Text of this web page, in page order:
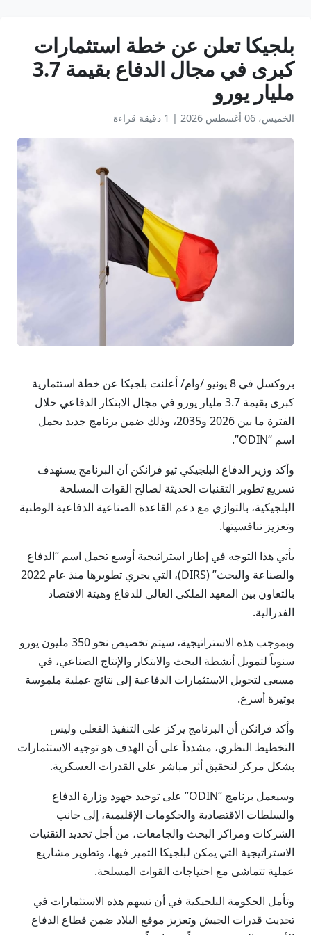
بلجيكا تعلن عن خطة استثمارات
كبرى في مجال الدفاع بقيمة 3.7
مليار يورو
الخميس، 06 أغسطس 2026 | 1 دقيقة قراءة
بروكسل في 8 يونيو /وام/ أعلنت بلجيكا عن خطة استثمارية
كبرى بقيمة 3.7 مليار يورو في مجال الابتكار الدفاعي خلال
الفترة ما بين 2026 و2035، وذلك ضمن برنامج جديد يحمل
اسم “ODIN”.
وأكد وزير الدفاع البلجيكي ثيو فرانكن أن البرنامج يستهدف
تسريع تطوير التقنيات الحديثة لصالح القوات المسلحة
البلجيكية، بالتوازي مع دعم القاعدة الصناعية الدفاعية الوطنية
وتعزيز تنافسيتها.
يأتي هذا التوجه في إطار استراتيجية أوسع تحمل اسم “الدفاع
والصناعة والبحث” (DIRS)، التي يجري تطويرها منذ عام 2022
بالتعاون بين المعهد الملكي العالي للدفاع وهيئة الاقتصاد
الفدرالية.
وبموجب هذه الاستراتيجية، سيتم تخصيص نحو 350 مليون يورو
سنوياً لتمويل أنشطة البحث والابتكار والإنتاج الصناعي، في
مسعى لتحويل الاستثمارات الدفاعية إلى نتائج عملية ملموسة
بوتيرة أسرع.
وأكد فرانكن أن البرنامج يركز على التنفيذ الفعلي وليس
التخطيط النظري، مشدداً على أن الهدف هو توجيه الاستثمارات
بشكل مركز لتحقيق أثر مباشر على القدرات العسكرية.
وسيعمل برنامج “ODIN” على توحيد جهود وزارة الدفاع
والسلطات الاقتصادية والحكومات الإقليمية، إلى جانب
الشركات ومراكز البحث والجامعات، من أجل تحديد التقنيات
الاستراتيجية التي يمكن لبلجيكا التميز فيها، وتطوير مشاريع
عملية تتماشى مع احتياجات القوات المسلحة.
وتأمل الحكومة البلجيكية في أن تسهم هذه الاستثمارات في
تحديث قدرات الجيش وتعزيز موقع البلاد ضمن قطاع الدفاع